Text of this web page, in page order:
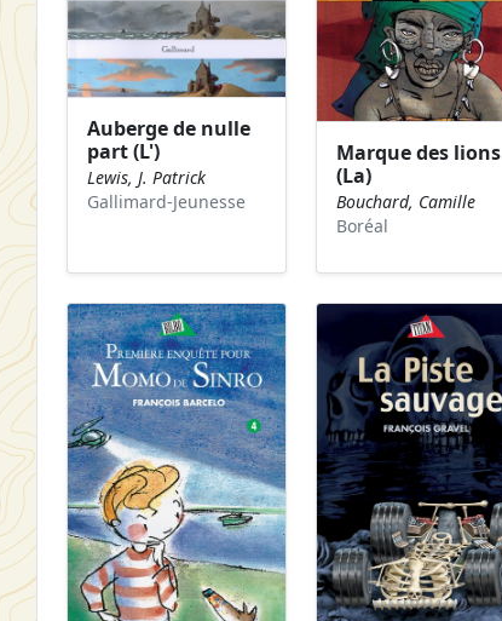
Auberge de nulle
part (L')
Lewis, J. Patrick
Gallimard-Jeunesse
Marque des lions
(La)
Bouchard, Camille
Boréal